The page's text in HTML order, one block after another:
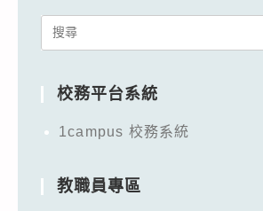
Search
校務平台系統
1campus 校務系統
教職員專區